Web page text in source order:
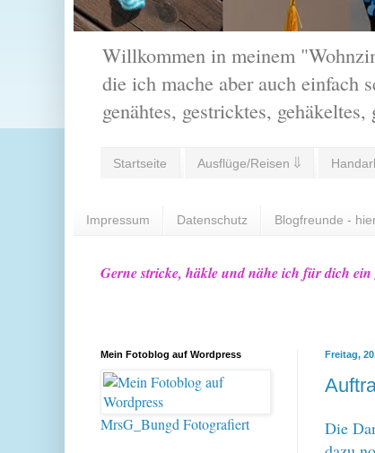
Willkommen in meinem
die ich mache aber auch einfach
genähtes, gestricktes,
Startseite Ausflüge/Reisen ⇓
Impressum Datenschutz Blogfreunde -
Gerne stricke, häkle und nähe ich für dich
Freitag,
Die
Mein Fotoblog auf Wordpress
MrsG_Bungd Fotografiert